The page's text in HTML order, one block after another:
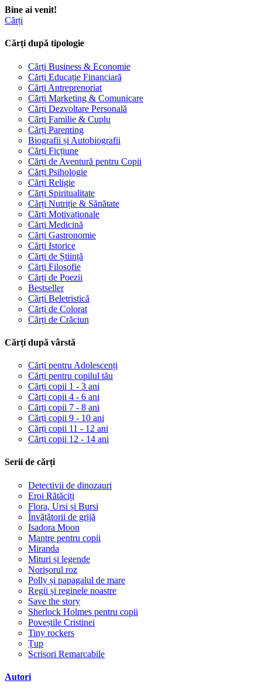
Bine ai venit!
Cărți
Cărți după tipologie
Cărți Business & Economie
Cărți Educație Financiară
Cărți Antreprenoriat
Cărți Marketing & Comunicare
Cărți Dezvoltare Personală
Cărți Familie & Cuplu
Cărți Parenting
Biografii și Autobiografii
Cărți Ficțiune
Cărți de Aventură pentru Copii
Cărți Psihologie
Cărți Religie
Cărți Spiritualitate
Cărți Nutriție & Sănătate
Cărți Motivaționale
Cărți Medicină
Cărți Gastronomie
Cărți Istorice
Cărți de Știință
Cărți Filosofie
Cărți de Poezii
Bestseller
Cărți Beletristică
Cărți de Colorat
Cărți de Crăciun
Cărți după vârstă
Cărți pentru Adolescenți
Cărți pentru copilul tău
Cărți copii 1 - 3 ani
Cărți copii 4 - 6 ani
Cărți copii 7 - 8 ani
Cărți copii 9 - 10 ani
Cărți copii 11 - 12 ani
Cărți copii 12 - 14 ani
Serii de cărți
Detectivii de dinozauri
Eroi Rătăciți
Flora, Ursi și Bursi
Învățătorii de grijă
Isadora Moon
Mantre pentru copii
Miranda
Mituri și legende
Norișorul roz
Polly și papagalul de mare
Regii și reginele noastre
Save the story
Sherlock Holmes pentru copii
Poveștile Cristinei
Tiny rockers
Țup
Scrisori Remarcabile
Autori